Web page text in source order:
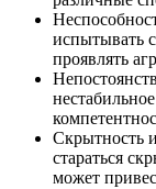
испытывать
проявлять
Скрытность
стараться
может